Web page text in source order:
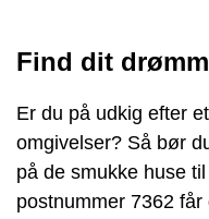
Find dit
Er du på udkig efter
omgivelser? Så bør
på de smukke huse
postnummer 7362